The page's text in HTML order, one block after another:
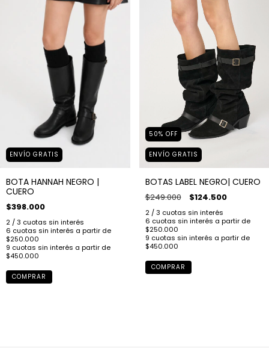
ENVÍO GRATIS
BOTA HANNAH NEGRO |
CUERO
$398.000
COMPRAR
50% OFF
ENVÍO GRATIS
BOTAS LABEL NEGRO| CUERO
$249.000 $124.500
COMPRAR